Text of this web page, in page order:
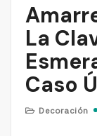
La
Caso
Decoración